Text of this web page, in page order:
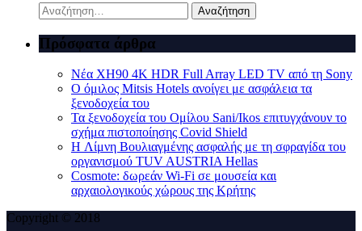
Αναζήτηση
για:
Πρόσφατα άρθρα
Νέα XH90 4K HDR Full Array LED TV από τη Sony
Ο όμιλος Mitsis Hotels ανοίγει με ασφάλεια τα
ξενοδοχεία του
Τα ξενοδοχεία του Ομίλου Sani/Ikos επιτυγχάνουν το
σχήμα πιστοποίησης Covid Shield
H Λίμνη Βουλιαγμένης ασφαλής με τη σφραγίδα του
οργανισμού TUV AUSTRIA Hellas
Cosmote: δωρεάν Wi-Fi σε μουσεία και
αρχαιολογικούς χώρους της Κρήτης
Copyright © 2018